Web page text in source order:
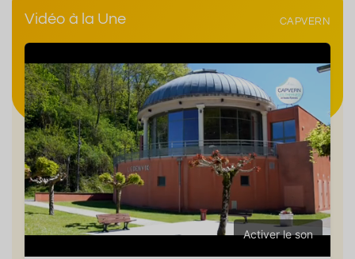
Vidéo à la Une CAPVERN
Activer le son